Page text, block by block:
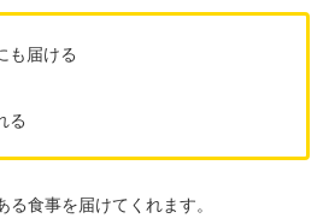
も届ける
る
食事を届けてくれます。